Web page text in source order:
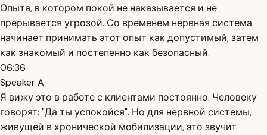
Опыта, в котором покой не наказывается и не
прерывается угрозой. Со временем нервная система
начинает принимать этот опыт как допустимый, затем
как знакомый и постепенно как безопасный.
06:36
Speaker A
Я вижу это в работе с клиентами постоянно. Человеку
говорят: "Да ты успокойся". Но для нервной системы,
живущей в хронической мобилизации, это звучит